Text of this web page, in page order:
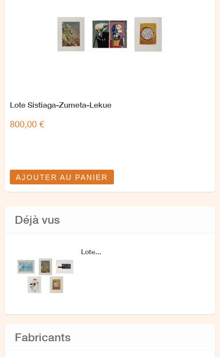
Lote Sistiaga-Zumeta-Lekue
800,00 €
AJOUTER AU PANIER
Déjà vus
Lote...
Fabricants